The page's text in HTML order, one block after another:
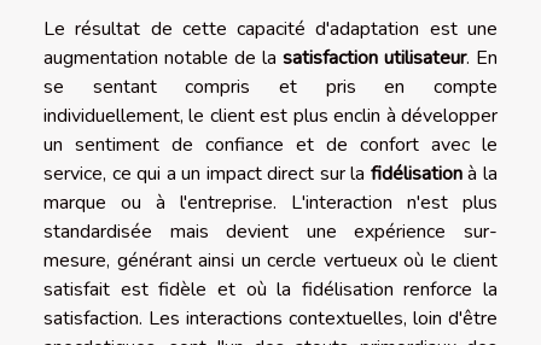
Le résultat de cette capacité d'adaptation est une
augmentation notable de la satisfaction utilisateur. En
se sentant compris et pris en compte
individuellement, le client est plus enclin à développer
un sentiment de confiance et de confort avec le
service, ce qui a un impact direct sur la fidélisationà la
marque ou à l'entreprise. L'interaction n'est plus
standardisée mais devient une expérience sur-
mesure, générant ainsi un cercle vertueux où le client
satisfait est fidèle et où la fidélisation renforce la
satisfaction. Les interactions contextuelles, loin d'être